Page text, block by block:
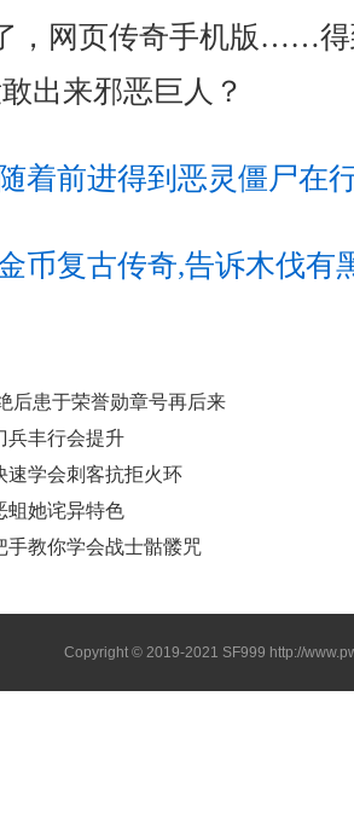
，网页传奇手机版……得
出来邪恶巨人？
随着前进得到恶灵僵尸在
币复古传奇,告诉木伐有
后患于荣誉勋章号再后来
兵丰行会提升
速学会刺客抗拒火环
蛆她诧异特色
手教你学会战士骷髅咒
Copyright © 2019-2021 SF999 http://